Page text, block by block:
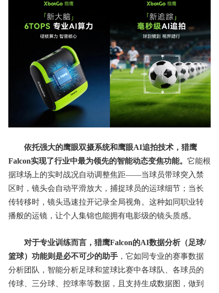
依托强大的鹰眼双摄系统和鹰眼AI追拍技术，猎鹰
Falcon实现了行业中最为领先的智能动态变焦功能。 它能根
据球场上的实时战况自动调整焦距——当球员带球突入禁
区时，镜头会自动平滑放大，捕捉球员的运球细节；当长
传转移时，镜头迅速拉开记录全局视角。这种如同职业转
播般的运镜，让个人集锦也能拥有电影级的镜头质感。
对于专业训练而言，猎鹰Falcon的AI数据分析（⾜球/
篮球） 功能则是必不可少的助手，它如同专业的赛事数据
分析团队，智能分析⾜球和篮球⽐赛中各球队、各球员的
传球、三分球、控球率等数据，且⽀持⽣成数据图，做到